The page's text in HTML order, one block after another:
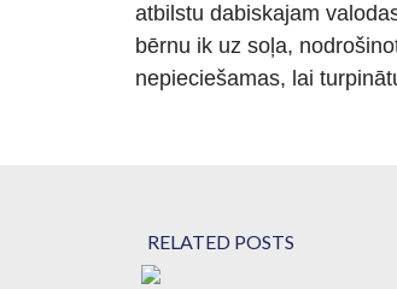
atbilstu dabiskajam
bērnu ik uz soļa,
nepieciešamas, lai
RELATED POSTS